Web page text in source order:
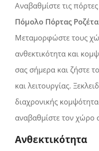
Αναβαθμίστε τις
Πόμολο Πόρτας
Μεταμορφώστε τους
ανθεκτικότητα και
σας σήμερα και ζήστε
και λειτουργίας.
διαχρονικής
αναβαθμίστε τον χώρο
Ανθεκτικότητα